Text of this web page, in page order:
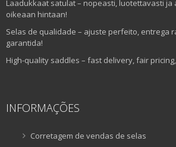
Laadukkaat satulat – nopeasti, luotettavasti ja
oikeaan hintaan!
Selas de qualidade – ajuste perfeito, entrega
garantida!
High-quality saddles – fast delivery, fair
INFORMAÇÕES
Corretagem de vendas de selas